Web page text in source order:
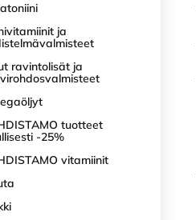
ja
ravintolisät ja
tuotteet
-25%
vitamiinit